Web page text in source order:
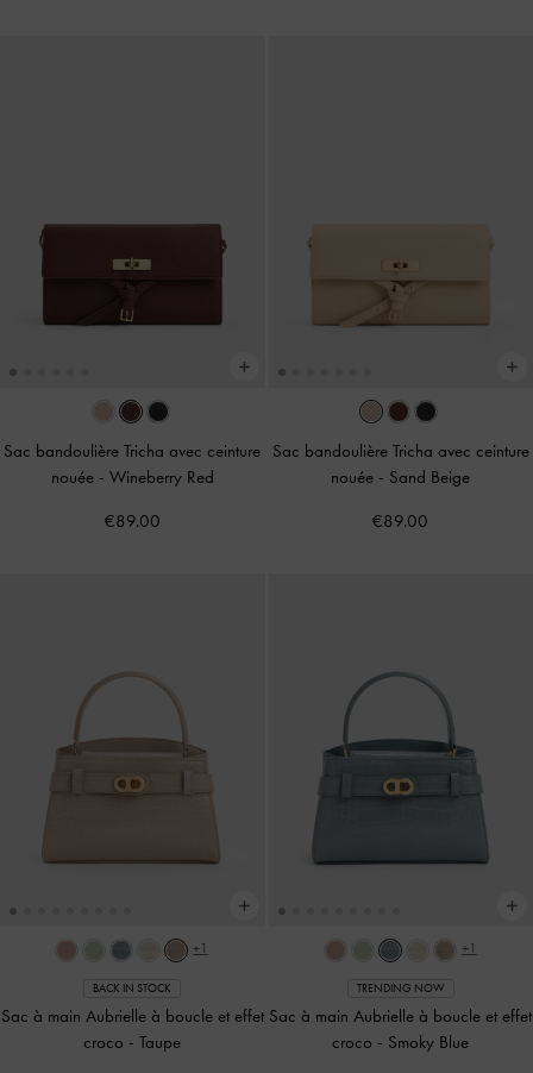
Sac bandoulière Tricha avec ceinture
nouée - Wineberry Red
€89.00
Sac bandoulière Tricha avec ceinture
nouée - Sand Beige
€89.00
+1
BACK IN STOCK
Sac à main Aubrielle à boucle et effet
croco -Taupe
+1
TRENDING NOW
Sac à main Aubrielle à boucle et effet
croco - Smoky Blue